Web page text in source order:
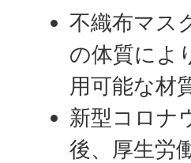
不織布マス
の体質によ
用可能な材
新型コロナ
後、厚生労